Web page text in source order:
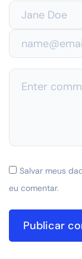
Salvar meus
eu comentar.